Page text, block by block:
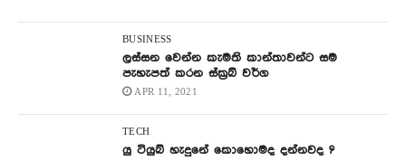
BUSINESS
ලස්සන වෙන්න කැමති කාන්තාවන්ට සම
පැහැපත් කරන ස්ක්‍රබ් වර්ග
APR 11, 2021
TECH
යු ටියුබ් හැදුනේ කොහොමද දන්නවද ?